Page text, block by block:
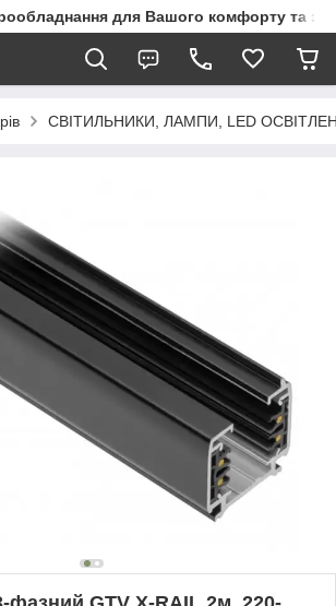
для Вашого комфорту та
СВІТИЛЬНИКИ, ЛАМПИ, LED